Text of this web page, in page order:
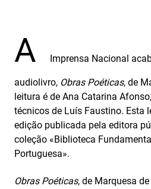
A Imprensa Nacional
audiolivro, Obras Poéticas, de
leitura é de Ana Catarina
técnicos de Luís Faustino. Esta
edição publicada pela editora
coleção «Biblioteca
Portuguesa».
Obras Poéticas, de Marquesa